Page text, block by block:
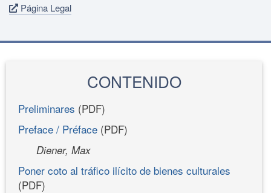
Página Legal
CONTENIDO
Preliminares (PDF)
Preface / Préface (PDF)
Diener, Max
Poner coto al tráfico ilícito de bienes culturales
(PDF)